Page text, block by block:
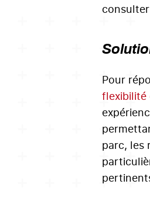
Pour
flexibilité
parc, les